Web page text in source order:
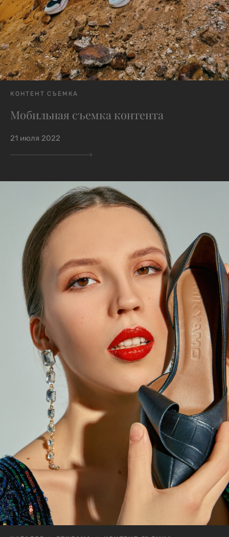
КОНТЕНТ СЪЕМКА
Мобильная съемка контента
21 июля 2022